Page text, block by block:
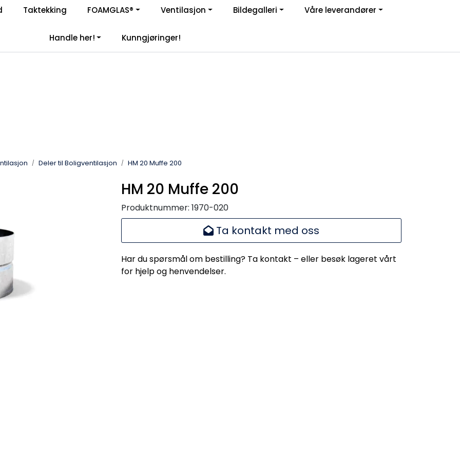
Enkelt kjøp, hentes i butikk (Sandefjord)
Taktekking FOAMGLAS® Ventilasjon Bildegalleri Våre leverandører
Handle her! Kunngjøringer!
Deler til Boligventilasjon HM 20 Muffe 200
HM 20 Muffe 200
Produktnummer: 1970-020
Ta kontakt med oss
Har du spørsmål om bestilling? Ta kontakt – eller besøk lageret vårt
for hjelp og henvendelser.